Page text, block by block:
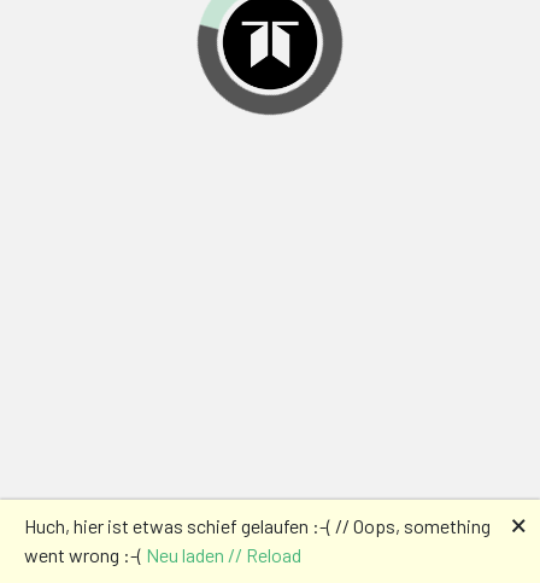
Huch, hier ist etwas schief gelaufen :-( // Oops, something
went wrong :-( Neu laden // Reload
🗙